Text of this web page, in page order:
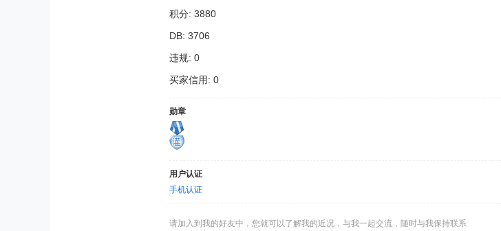
积分: 3880
DB: 3706
违规: 0
买家信用: 0
勋章
用户认证
手机认证
请加入到我的好友中，您就可以了解我的近况，与我一起交流，随时与我保持联系